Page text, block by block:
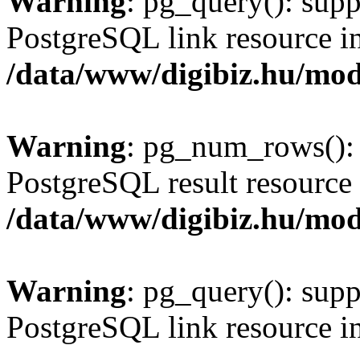
PostgreSQL link resource
/data/www/digibiz.hu/
Warning:
PostgreSQL result
/data/www/digibiz.hu/
Warning: pg_query():
PostgreSQL link resource